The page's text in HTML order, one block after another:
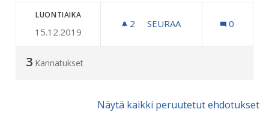
LUONTIAIKA
15.12.2019
2 2 SEURAAJAA
SEURAA 0
3 Kannatukset
Näytä kaikki peruutetut ehdotukset